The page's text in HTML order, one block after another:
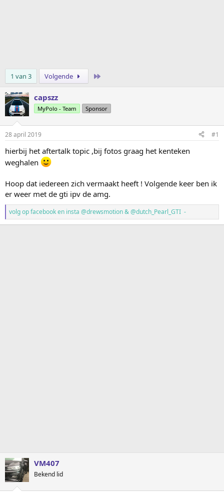
1 van 3 Volgende
capszz
MyPolo - Team Sponsor
28 april 2019 #1
hierbij het aftertalk topic ,bij fotos graag het kenteken
weghalen
Hoop dat iedereen zich vermaakt heeft ! Volgende keer ben ik
er weer met de gti ipv de amg.
volg op facebook en insta @drewsmotion & @dutch_Pearl_GTI -
VM407
Bekend lid